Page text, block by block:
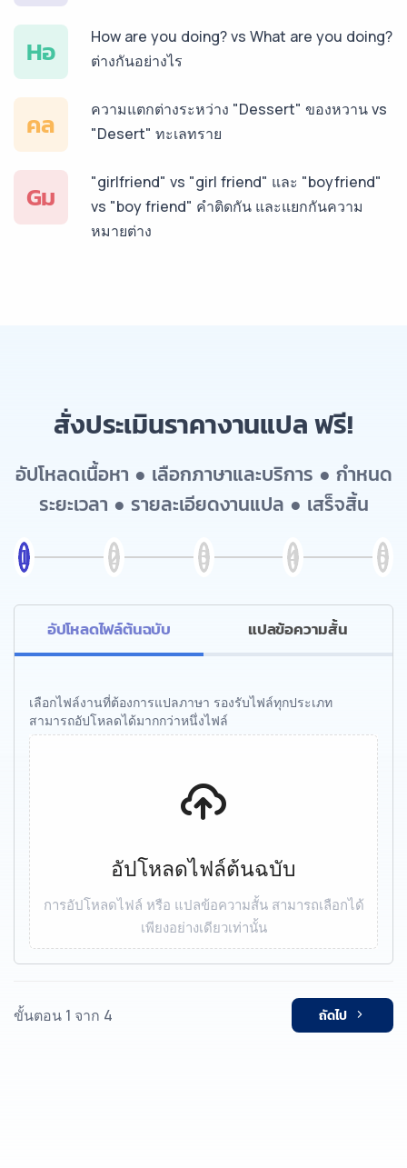
บริการรับแปลภาษาทั่วไทย ราคาเริ่มต้น 150฿
Hอ
How are you doing? vs What are you doing?
ต่างกันอย่างไร
คล
ความแตกต่างระหว่าง "Dessert" ของหวาน vs
"Desert" ทะเลทราย
Gม
"girlfriend" vs "girl friend" และ "boyfriend"
vs "boy friend" คำติดกัน และแยกกันความ
หมายต่าง
สั่งประเมินราคางานแปล ฟรี!
อัปโหลดเนื้อหา ● เลือกภาษาและบริการ ● กำหนด
ระยะเวลา ● รายละเอียดงานแปล ● เสร็จสิ้น
อัปโหลดไฟล์ต้นฉบับ แปลข้อความสั้น
เลือกไฟล์งานที่ต้องการแปลภาษา รองรับไฟล์ทุกประเภท
สามารถอัปโหลดได้มากกว่าหนึ่งไฟล์
อัปโหลดไฟล์ต้นฉบับ
การอัปโหลดไฟล์ หรือ แปลข้อความสั้น สามารถเลือกได้
เพียงอย่างเดียวเท่านั้น
ขั้นตอน 1 จาก 4 ถัดไป